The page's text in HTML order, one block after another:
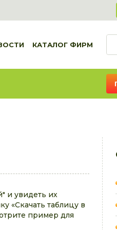
КАТАЛОГ ФИРМ
и увидеть их
«Скачать таблицу в
пример для